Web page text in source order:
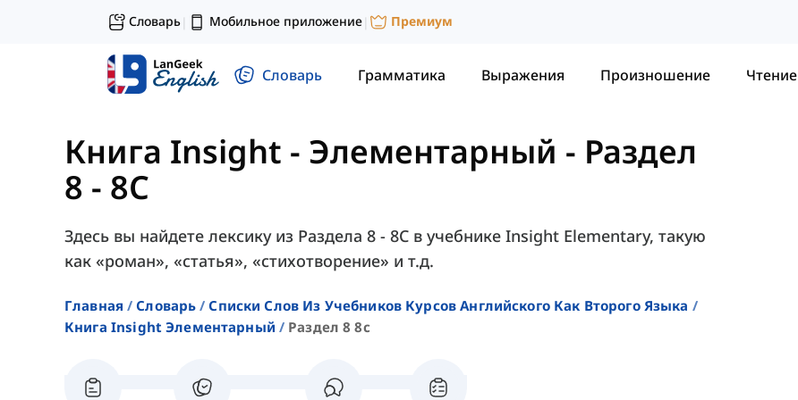
Словарь| Мобильное приложение| Премиум
Словарь Грамматика Выражения Произношение Чтение
Книга Insight - Элементарный - Раздел
8 - 8C
Здесь вы найдете лексику из Раздела 8 - 8C в учебнике Insight Elementary, такую
как «роман», «статья», «стихотворение» и т.д.
Главная Словарь
Списки Слов Из Учебников Курсов Английского Как Второго Языка
Книга Insight Элементарный
Раздел 8 8c